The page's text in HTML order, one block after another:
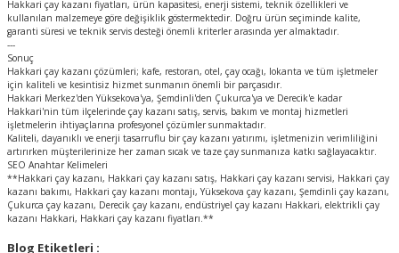
Hakkari çay kazanı fiyatları, ürün kapasitesi, enerji sistemi, teknik özellikleri ve
kullanılan malzemeye göre değişiklik göstermektedir. Doğru ürün seçiminde kalite,
garanti süresi ve teknik servis desteği önemli kriterler arasında yer almaktadır.
---
Sonuç
Hakkari çay kazanı çözümleri; kafe, restoran, otel, çay ocağı, lokanta ve tüm işletmeler
için kaliteli ve kesintisiz hizmet sunmanın önemli bir parçasıdır.
Hakkari Merkez'den Yüksekova'ya, Şemdinli'den Çukurca'ya ve Derecik'e kadar
Hakkari'nin tüm ilçelerinde çay kazanı satış, servis, bakım ve montaj hizmetleri
işletmelerin ihtiyaçlarına profesyonel çözümler sunmaktadır.
Kaliteli, dayanıklı ve enerji tasarruflu bir çay kazanı yatırımı, işletmenizin verimliliğini
artırırken müşterilerinize her zaman sıcak ve taze çay sunmanıza katkı sağlayacaktır.
SEO Anahtar Kelimeleri
**Hakkari çay kazanı, Hakkari çay kazanı satış, Hakkari çay kazanı servisi, Hakkari çay
kazanı bakımı, Hakkari çay kazanı montajı, Yüksekova çay kazanı, Şemdinli çay kazanı,
Çukurca çay kazanı, Derecik çay kazanı, endüstriyel çay kazanı Hakkari, elektrikli çay
kazanı Hakkari, Hakkari çay kazanı fiyatları.**
Blog Etiketleri :